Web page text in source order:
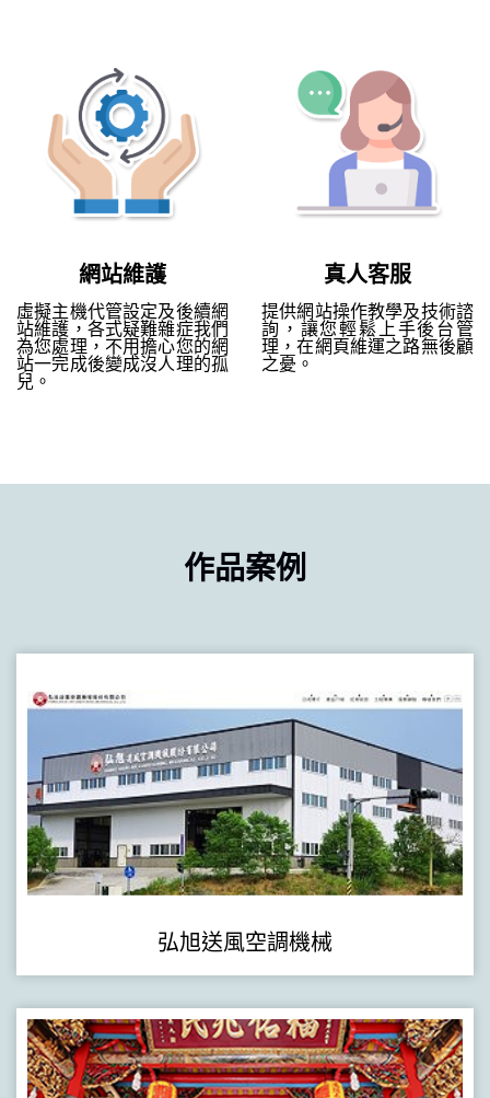
網站維護
虛擬主機代管設定及後續網
站維護，各式疑難雜症我們
為您處理，不用擔心您的網
站一完成後變成沒人理的孤
兒。
真人客服
提供網站操作教學及技術諮
詢，讓您輕鬆上手後台管
理，在網頁維運之路無後顧
之憂。
作品案例
弘旭送風空調機械